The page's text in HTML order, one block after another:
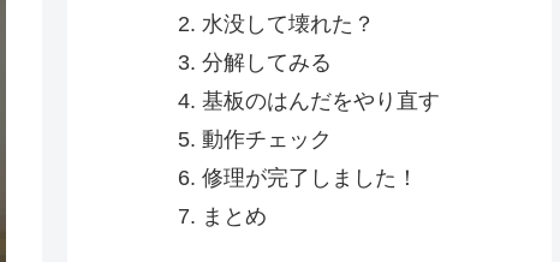
水没して壊れた？
分解してみる
基板のはんだをやり直す
動作チェック
修理が完了しました！
まとめ